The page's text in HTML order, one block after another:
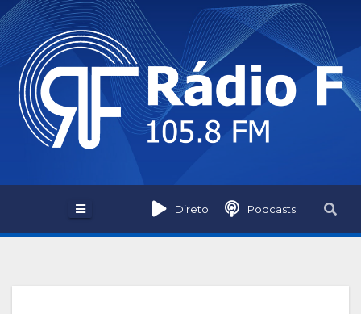
Skip
to
content
Direto Podcasts